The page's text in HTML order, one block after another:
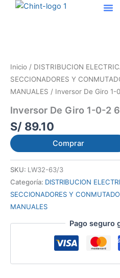
Inicio / DISTRIBUCION
SECCIONADORES Y
MANUALES / Inversor De Giro
Inversor De Giro 1-0-2
S/ 89.10
Comprar
SKU: LW32-63/3
Categoría: DISTRIBUCION
SECCIONADORES Y
MANUALES
Pago seguro